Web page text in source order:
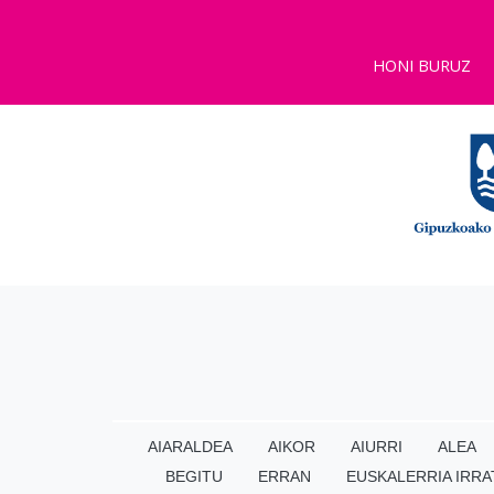
HONI BURUZ
AIARALDEA AIKOR AIURRI ALEA
BEGITU
ERRAN EUSKALERRIA